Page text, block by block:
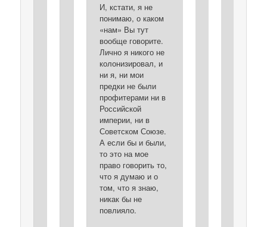
И, кстати, я не
понимаю, о каком
«нам» Вы тут
вообще говорите.
Лично я никого не
колонизировал, и
ни я, ни мои
предки не были
профитерами ни в
Российской
империи, ни в
Советском Союзе.
А если бы и были,
то это на мое
право говорить то,
что я думаю и о
том, что я знаю,
никак бы не
повлияло.